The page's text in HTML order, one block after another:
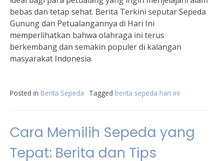
bebas dan tetap sehat. Berita Terkini seputar Sepeda
Gunung dan Petualangannya di Hari Ini
memperlihatkan bahwa olahraga ini terus
berkembang dan semakin populer di kalangan
masyarakat Indonesia.
Posted in Berita Sepeda Tagged berita sepeda hari ini
Cara Memilih Sepeda yang
Tepat: Berita dan Tips